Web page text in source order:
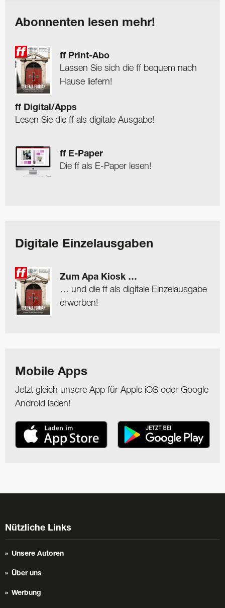
Abonnenten lesen mehr!
ff Print-Abo
Lassen Sie sich die ff bequem nach
Hause liefern!
ff Digital/Apps
Lesen Sie die ff als digitale Ausgabe!
ff E-Paper
Die ff als E-Paper lesen!
Digitale Einzelausgaben
Zum Apa Kiosk …
… und die ff als digitale Einzelausgabe
erwerben!
Mobile Apps
Jetzt gleich unsere App für Apple iOS oder Google
Android laden!
Nützliche Links
Unsere Autoren
Über uns
Werbung